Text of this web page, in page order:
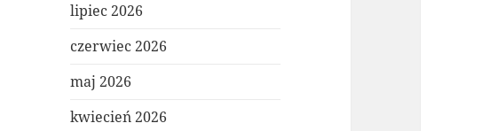
lipiec 2026
czerwiec 2026
maj 2026
kwiecień 2026